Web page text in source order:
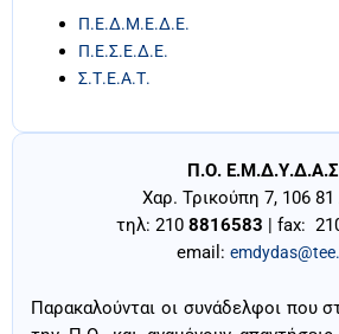
Π.Ε.Δ.Μ.Ε.Δ.Ε.
Π.Ε.Σ.Ε.Δ.Ε.
Σ.Τ.Ε.Α.Τ.
Π.Ο.
Χαρ. Τρικούπη 7, 106
τηλ: 210 8816583 | fax:
email:
Παρακαλούνται οι συνάδελφοι που